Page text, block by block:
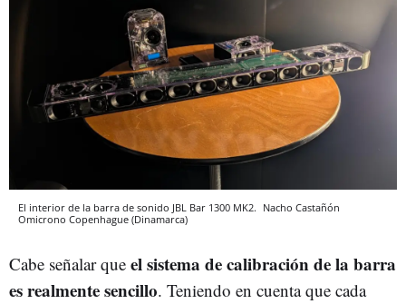
El interior de la barra de sonido JBL Bar 1300 MK2. Nacho Castañón
Omicrono Copenhague (Dinamarca)
Cabe señalar que el sistema de calibración de la barra
es realmente sencillo. Teniendo en cuenta que cada